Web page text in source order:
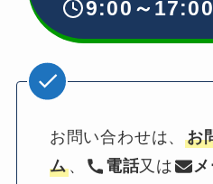
9:00～17:00
お問い合わせは、お
ム、 電話又は